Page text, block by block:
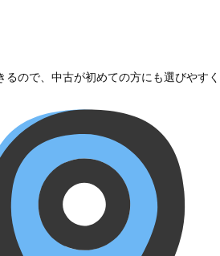
るので、中古が初めての方にも選びやす